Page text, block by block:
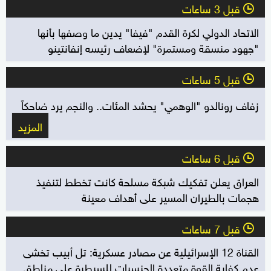
l قبل 3 ساعات
الاتحاد الدولي لكرة القدم "فيفا" يدين ما وصفها بأنها
"جهود منسقة ومستمرة" لإضعاف رئيسه إنفانتينو
l قبل 5 ساعات
زفاف رونالدو "الوهمي" يحشد المئات.. والنجم يرد ضاحكاً
المزيد
l قبل 6 ساعات
العراق يعلن تفكيك شبكة مسلحة كانت تخطط لتنفيذ
هجمات بالطيران المسير على أهداف معينة
l قبل 7 ساعات
القناة 12 الإسرائيلية عن مصادر عسكرية: تل أبيب تخشى
عدم كفاية القوة متعددة الجنسيات للسيطرة على مناطق